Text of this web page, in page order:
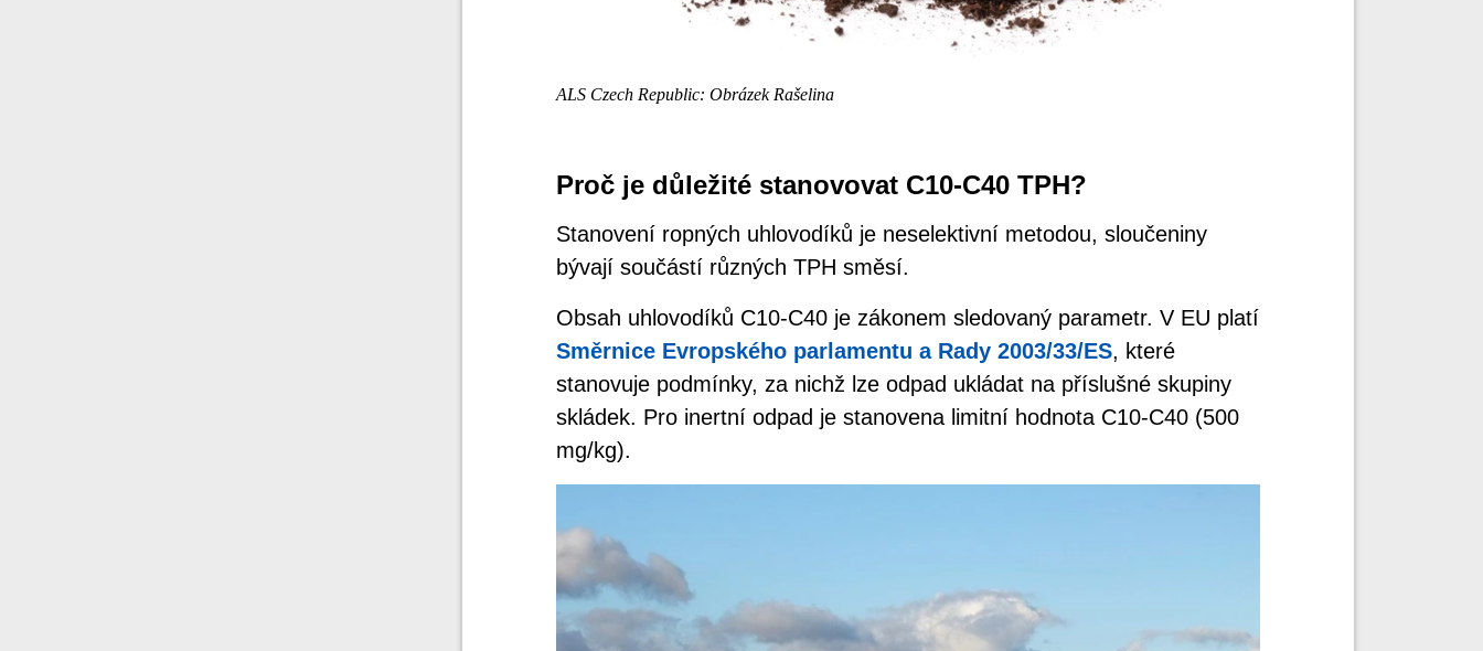
ALS Czech Republic: Obrázek Rašelina
Proč je důležité stanovovat C10-C40 TPH?
Stanovení ropných uhlovodíků je neselektivní metodou, sloučeniny
bývají součástí různých TPH směsí.
Obsah uhlovodíků C10-C40 je zákonem sledovaný parametr. V EU platí
Směrnice Evropského parlamentu a Rady 2003/33/ES, které
stanovuje podmínky, za nichž lze odpad ukládat na příslušné skupiny
skládek. Pro inertní odpad je stanovena limitní hodnota C10-C40 (500
mg/kg).